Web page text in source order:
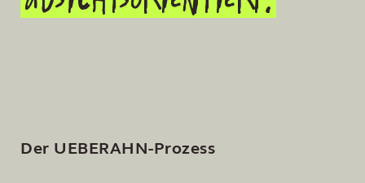
Der UEBERAHN-Prozess